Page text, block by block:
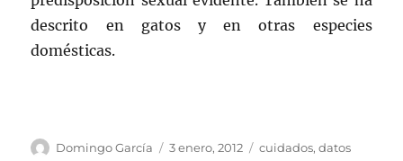
descrito en gatos y en otras especies
domésticas.
Autor
Domingo García
Publicado
3 enero, 2012 Categorías
cuidados,datos